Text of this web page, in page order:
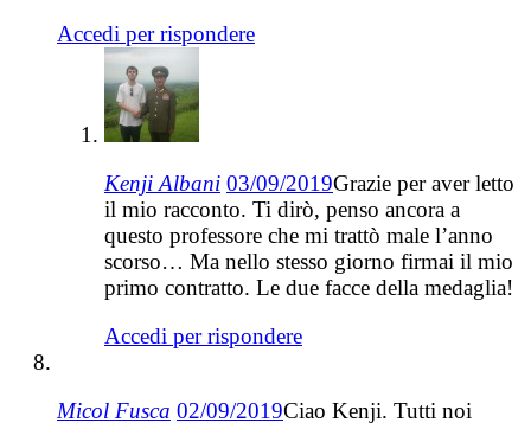
Accedi per rispondere
Kenji Albani 03/09/2019Grazie per aver letto
il mio racconto. Ti dirò, penso ancora a
questo professore che mi trattò male l’anno
scorso… Ma nello stesso giorno firmai il mio
primo contratto. Le due facce della medaglia!
Accedi per rispondere
Micol Fusca 02/09/2019Ciao Kenji. Tutti noi